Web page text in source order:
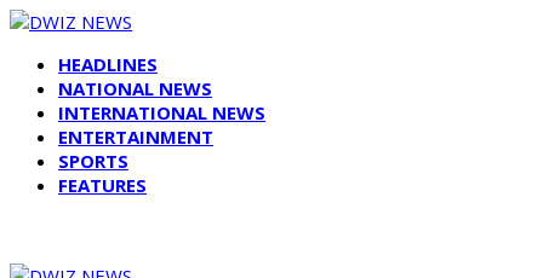
HEADLINES
NATIONAL NEWS
INTERNATIONAL NEWS
ENTERTAINMENT
SPORTS
FEATURES